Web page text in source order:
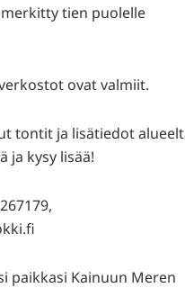
tien puolelle
ovat valmiit.
tontit ja lisätiedot
ja kysy lisää!
paikkasi Kainuun Meren